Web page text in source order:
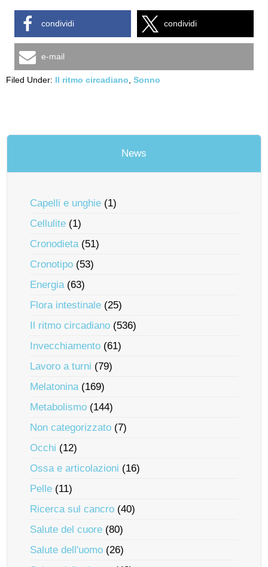
condividi condividi
e-mail
Filed Under: Il ritmo circadiano Sonno
News
Capelli e unghie (1)
Cellulite (1)
Cronodieta(51)
Cronotipo (53)
Energia(63)
Flora intestinale (25)
Il ritmo circadiano (536)
Invecchiamento (61)
Lavoro a turni (79)
Melatonina(169)
Metabolismo (144)
Non categorizzato (7)
Occhi (12)
Ossa e articolazioni (16)
Pelle (11)
Ricerca sul cancro (40)
Salute del cuore (80)
Salute dell'uomo (26)